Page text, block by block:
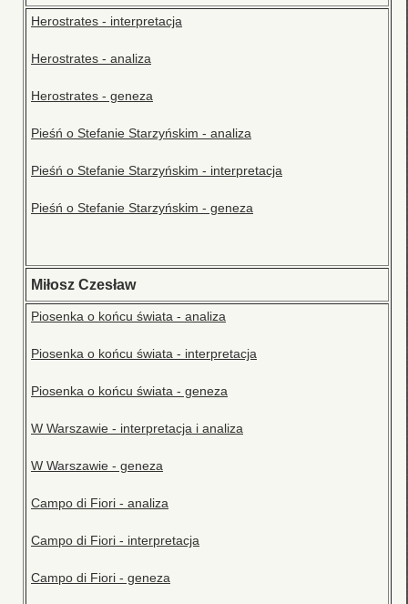
Herostrates - interpretacja
Herostrates - analiza
Herostrates - geneza
Pieśń o Stefanie Starzyńskim - analiza
Pieśń o Stefanie Starzyńskim - interpretacja
Pieśń o Stefanie Starzyńskim - geneza
Miłosz Czesław
Piosenka o końcu świata - analiza
Piosenka o końcu świata - interpretacja
Piosenka o końcu świata - geneza
W Warszawie - interpretacja i analiza
W Warszawie - geneza
Campo di Fiori - analiza
Campo di Fiori - interpretacja
Campo di Fiori - geneza